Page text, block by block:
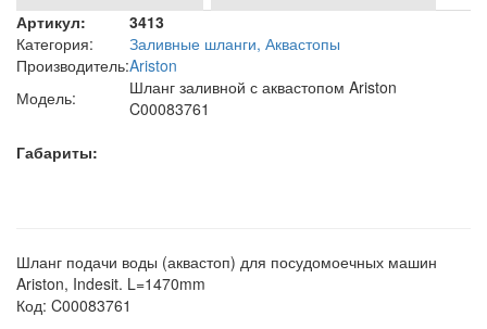
Артикул:
3413
Категория:
Заливные шланги, Аквастопы
Производитель:Ariston
Модель:
Шланг заливной с аквастопом Ariston
C00083761
Габариты:
Шланг подачи воды (аквастоп) для посудомоечных машин
Ariston, Indesit. L=1470mm
Код: C00083761